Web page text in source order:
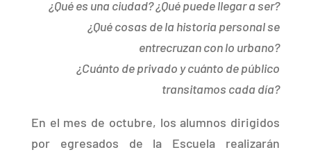
¿Qué es una ciudad? ¿Qué puede llegar a ser?
¿Qué cosas de la historia personal se
entrecruzan con lo urbano?
¿Cuánto de privado y cuánto de público
transitamos cada día?
En el mes de octubre, los alumnos dirigidos
por egresados de la Escuela realizarán